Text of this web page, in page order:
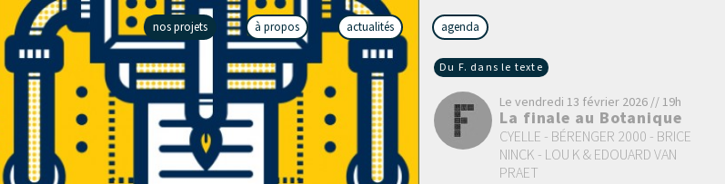
nos projets à propos actualités agenda
Du F. dans le texte
Le vendredi 13 février 2026 // 19h
La finale au Botanique
CYELLE - BÉRENGER 2000 - BRICE
NINCK - LOU K & EDOUARD VAN
PRAET